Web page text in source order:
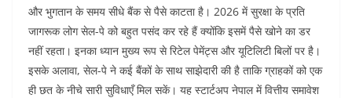
और भुगतान के समय सीधे बैंक से पैसे काटता है। 2026 में सुरक्षा के प्रति
जागरूक लोग सेल-पे को बहुत पसंद कर रहे हैं क्योंकि इसमें पैसे खोने का डर
नहीं रहता। इनका ध्यान मुख्य रूप से रिटेल पेमेंट्स और यूटिलिटी बिलों पर है।
इसके अलावा, सेल-पे ने कई बैंकों के साथ साझेदारी की है ताकि ग्राहकों को एक
ही छत के नीचे सारी सुविधाएँ मिल सकें। यह स्टार्टअप नेपाल में वित्तीय समावेश